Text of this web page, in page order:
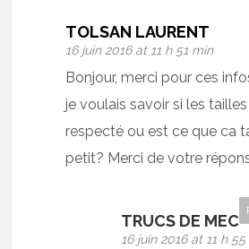
TOLSAN LAURENT
16 juin 2016 at 11 h 51 min
Bonjour, merci pour ces
je voulais savoir si les
respecté ou est ce que ca
petit? Merci de votre
TRUCS DE MEC
16 juin 2016 at 11 h